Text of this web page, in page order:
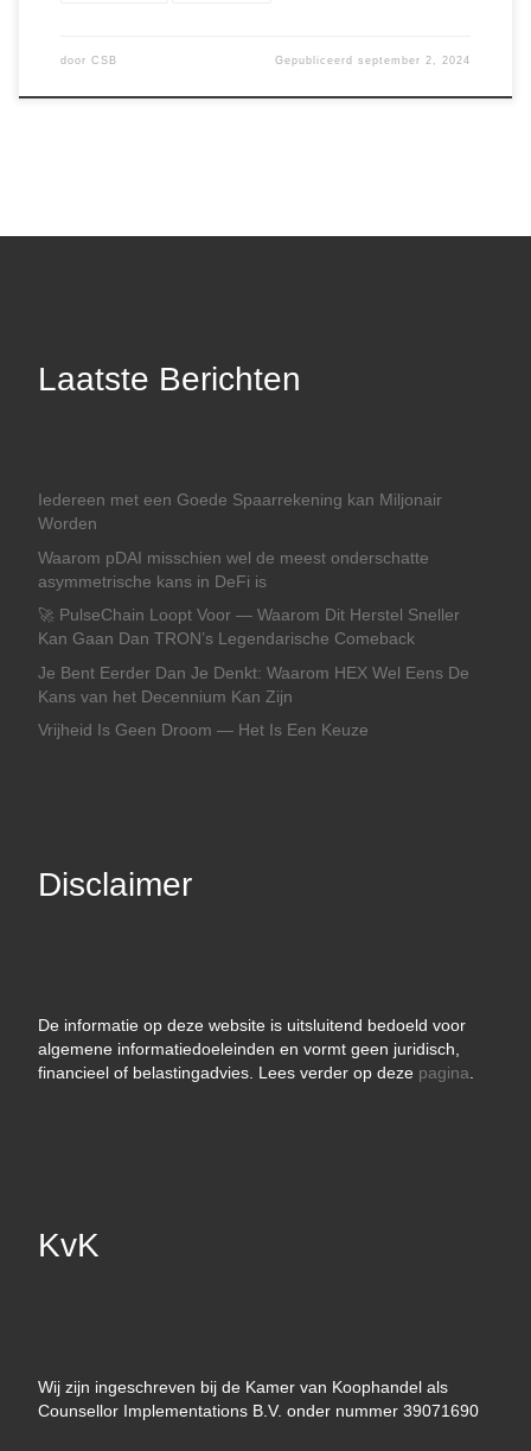
door CSB Gepubliceerdseptember 2, 2024
Laatste Berichten
Iedereen met een Goede Spaarrekening kan Miljonair
Worden
Waarom pDAI misschien wel de meest onderschatte
asymmetrische kans in DeFi is
🚀 PulseChain Loopt Voor — Waarom Dit Herstel Sneller
Kan Gaan Dan TRON’s Legendarische Comeback
Je Bent Eerder Dan Je Denkt: Waarom HEX Wel Eens De
Kans van het Decennium Kan Zijn
Vrijheid Is Geen Droom — Het Is Een Keuze
Disclaimer
De informatie op deze website is uitsluitend bedoeld voor
algemene informatiedoeleinden en vormt geen juridisch,
financieel of belastingadvies. Lees verder op deze pagina
KvK
Wij zijn ingeschreven bij de Kamer van Koophandel als
Counsellor Implementations B.V. onder nummer 39071690